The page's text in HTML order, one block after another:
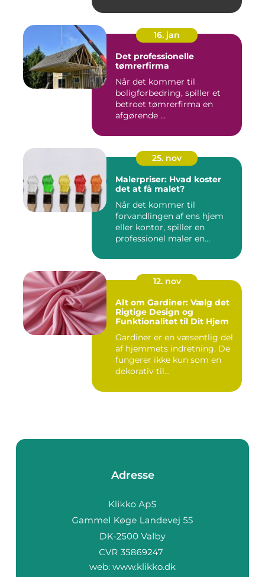
16. jan
Det professionelle
tømrerfirma
Når det kommer til
boligforbedring, spiller et
betroet tømrerfirma en
afgørende ...
25. nov
Malerpriser: Hvad koster
det at få malet?
Når det kommer til
forvandlingen af ens hjem
eller kontor, spiller en
professionel maler en
12. nov
Alt om Gardiner: Vælg det
Rigtige Design og
Funktionalitet til Dit Hjem
Gardiner er en væsentlig del
af hjemmets indretning. De
fungerer ikke kun som en
dekorativ til...
Adresse
web: www.klikko.dk